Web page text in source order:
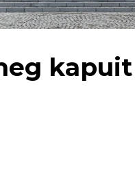
kapuit